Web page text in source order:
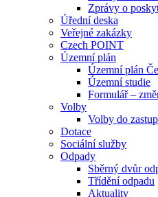
Zprávy o
Úřední deska
Veřejné zakázky
Czech POINT
Územní plán
Územní plán
Územní studie
Formulář –
Volby
Volby do
Dotace
Sociální služby
Odpady
Sběrný dvůr
Třídění odpadu
Aktuality